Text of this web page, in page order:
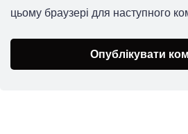
цьому браузері для наступного